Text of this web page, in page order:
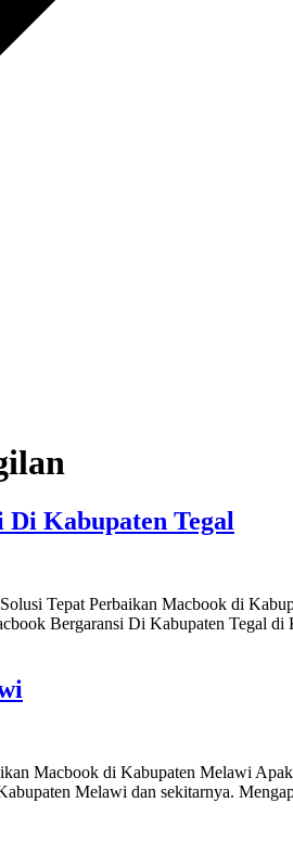
Kabupaten Tegal
Tepat Perbaikan Macbook di
Bergaransi Di Kabupaten Tegal
Macbook di Kabupaten Melawi
Melawi dan sekitarnya.